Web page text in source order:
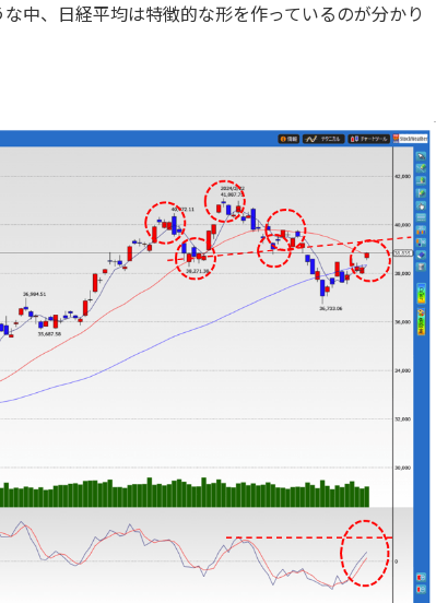
中、日経平均は特徴的な形を作っているのが分かり